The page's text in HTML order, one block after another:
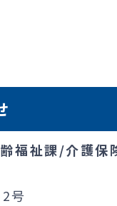
福祉課/介護保
号